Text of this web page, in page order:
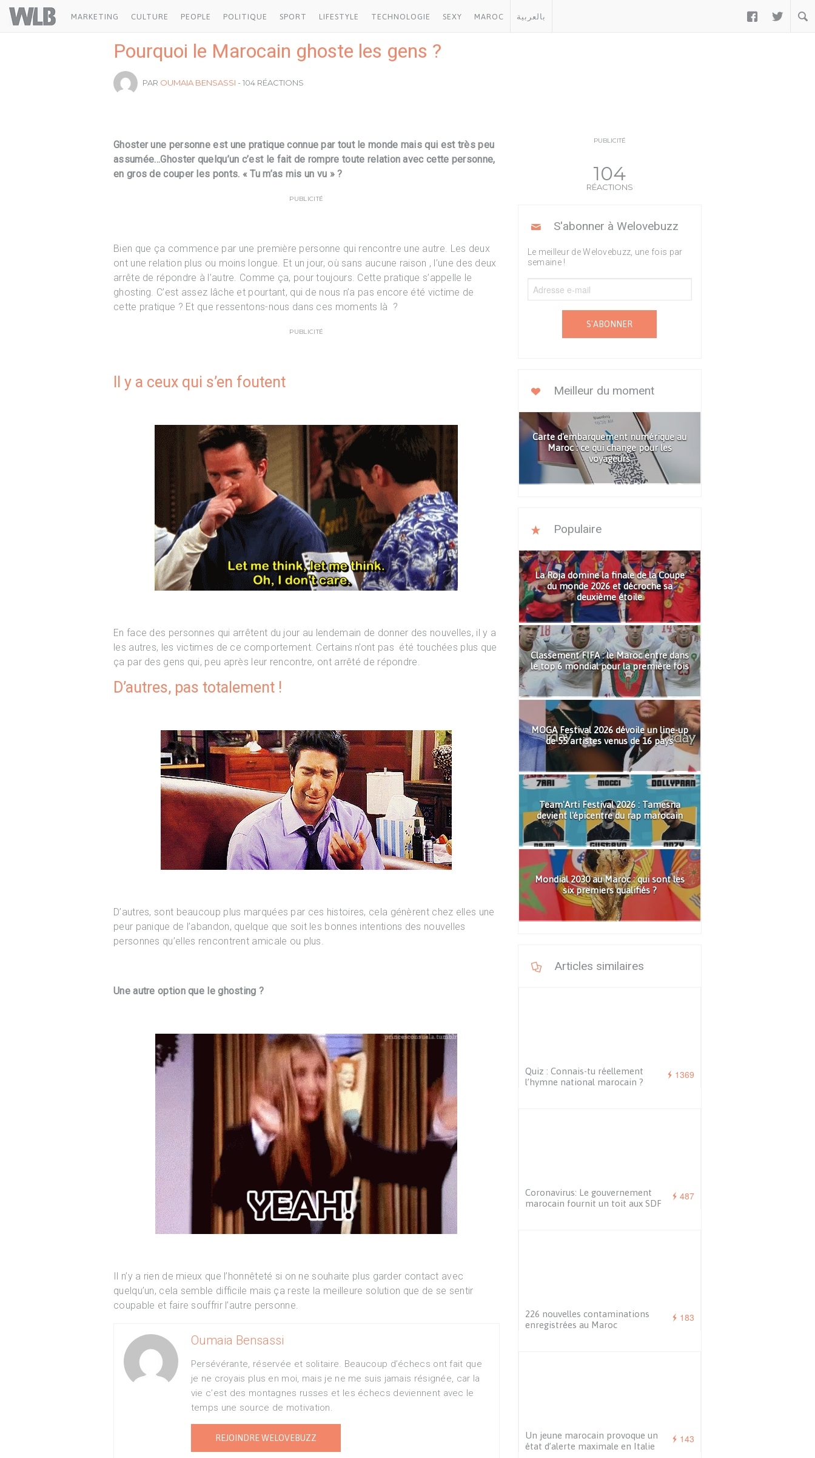
Welovebuzz
MARKETING CULTURE PEOPLE POLITIQUE SPORT LIFESTYLE TECHNOLOGIE SEXY MAROC بالعربية  
Pourquoi le Marocain ghoste les gens ?
PAR OUMAIA BENSASSI - 104 RÉACTIONS
Ghoster une personne est une pratique connue par tout le monde mais qui est très peu
assumée…Ghoster quelqu’un c’est le fait de rompre toute relation avec cette personne,
en gros de couper les ponts. « Tu m’as mis un vu » ?
PUBLICITÉ
Bien que ça commence par une première personne qui rencontre une autre. Les deux
ont une relation plus ou moins longue. Et un jour, où sans aucune raison , l’une des deux
arrête de répondre à l’autre. Comme ça, pour toujours. Cette pratique s’appelle le
ghosting. C’est assez lâche et pourtant, qui de nous n’a pas encore été victime de
cette pratique ? Et que ressentons-nous dans ces moments là ?
PUBLICITÉ
Il y a ceux qui s’en foutent
En face des personnes qui arrêtent du jour au lendemain de donner des nouvelles, il y a
les autres, les victimes de ce comportement. Certains n’ont pas été touchées plus que
ça par des gens qui, peu après leur rencontre, ont arrêté de répondre.
D’autres, pas totalement !
D’autres, sont beaucoup plus marquées par ces histoires, cela génèrent chez elles une
peur panique de l’abandon, quelque que soit les bonnes intentions des nouvelles
personnes qu’elles rencontrent amicale ou plus.
Une autre option que le ghosting ?
Il n’y a rien de mieux que l’honnêteté si on ne souhaite plus garder contact avec
quelqu’un, cela semble difficile mais ça reste la meilleure solution que de se sentir
coupable et faire souffrir l’autre personne.
Oumaia Bensassi
Persévérante, réservée et solitaire. Beaucoup d’échecs ont fait que
je ne croyais plus en moi, mais je ne me suis jamais résignée, car la
vie c’est des montagnes russes et les échecs deviennent avec le
temps une source de motivation.
REJOINDRE WELOVEBUZZ
PUBLICITÉ
104
RÉACTIONS
S'abonner à Welovebuzz
Le meilleur de Welovebuzz, une fois par
semaine !
S'ABONNER
Meilleur du moment
Carte d'embarquement numérique au
Maroc : ce qui change pour les
voyageurs
Populaire
La Roja domine la finale de la Coupe
du monde 2026 et décroche sa
deuxième étoile
Classement FIFA : le Maroc entre dans
le top 6 mondial pour la première fois
MOGA Festival 2026 dévoile un line-up
de 55 artistes venus de 16 pays
Team'Arti Festival 2026 : Tamesna
devient l'épicentre du rap marocain
Mondial 2030 au Maroc : qui sont les
six premiers qualifiés ?
Articles similaires
1369
Quiz : Connais-tu réellement
l’hymne national marocain ?
487
Coronavirus: Le gouvernement
marocain fournit un toit aux SDF
183
226 nouvelles contaminations
enregistrées au Maroc
143
Un jeune marocain provoque un
état d’alerte maximale en Italie